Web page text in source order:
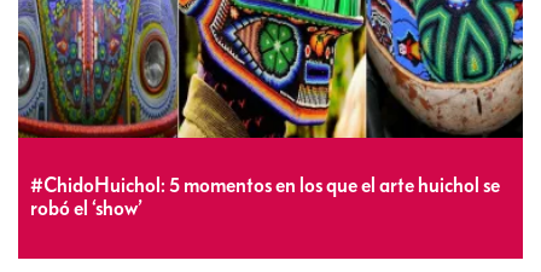
#ChidoHuichol: 5 momentos en los que el arte huichol se
robó el ‘show’